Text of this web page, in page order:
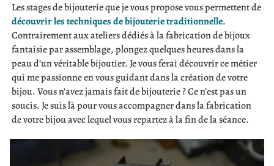
Les stages de bijouterie que je vous propose vous permettent de
découvrir les techniques de bijouterie traditionnelle.
Contrairement aux ateliers dédiés à la fabrication de bijoux
fantaisie par assemblage, plongez quelques heures dans la
peau d’un véritable bijoutier. Je vous ferai découvrir ce métier
qui me passionne en vous guidant dans la création de votre
bijou. Vous n’avez jamais fait de bijouterie ? Ce n’est pas un
soucis. Je suis là pour vous accompagner dans la fabrication
de votre bijou avec lequel vous repartez à la fin de la séance.